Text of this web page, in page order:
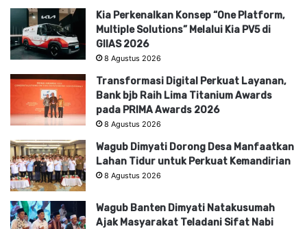
Kia Perkenalkan Konsep “One Platform,
Multiple Solutions” Melalui Kia PV5 di
GIIAS 2026
8 Agustus 2026
Transformasi Digital Perkuat Layanan,
Bank bjb Raih Lima Titanium Awards
pada PRIMA Awards 2026
8 Agustus 2026
Wagub Dimyati Dorong Desa Manfaatkan
Lahan Tidur untuk Perkuat Kemandirian
8 Agustus 2026
Wagub Banten Dimyati Natakusumah
Ajak Masyarakat Teladani Sifat Nabi